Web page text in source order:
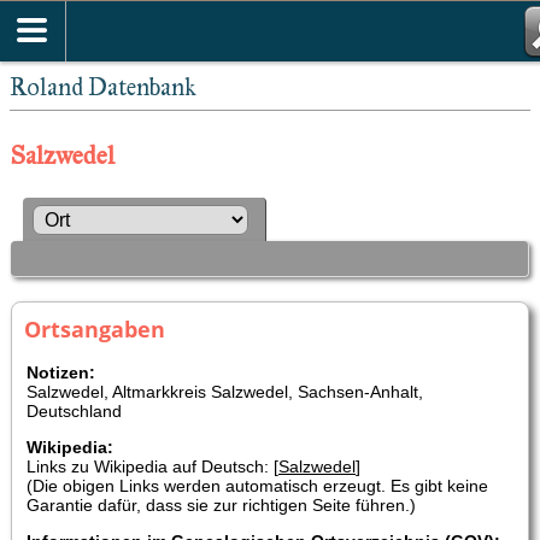
Roland Datenbank
Salzwedel
Ortsangaben
Notizen:
Salzwedel, Altmarkkreis Salzwedel, Sachsen-Anhalt,
Deutschland
Wikipedia:
Links zu Wikipedia auf Deutsch: [Salzwedel]
(Die obigen Links werden automatisch erzeugt. Es gibt keine
Garantie dafür, dass sie zur richtigen Seite führen.)